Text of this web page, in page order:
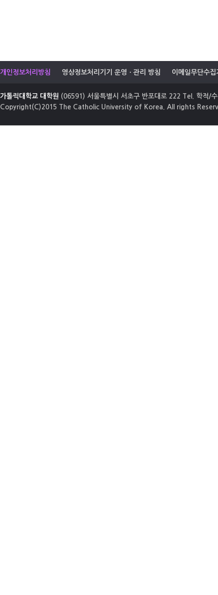
개인정보처리방침 영상정보처리기기 운영ㆍ관리 방침 이메일무단수집
가톨릭대학교 대학원 (06591) 서울특별시 서초구 반포대로 222 Tel. 학적/
Copyright(C)2015 The Catholic University of Korea. All rights